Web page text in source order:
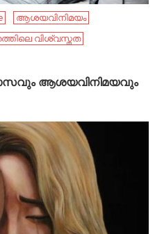
ആശയവിനിമയം
വിശ്വസ്തത
ആശയവിനിമയവും